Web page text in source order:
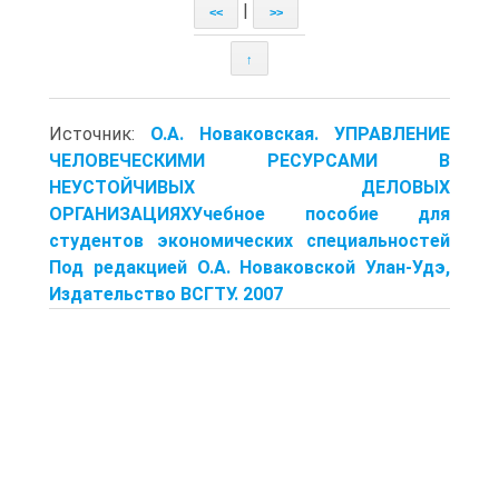
<< >>
↑
Источник: О.А. Новаковская. УПРАВЛЕНИЕ
ЧЕЛОВЕЧЕСКИМИ РЕСУРСАМИ В
НЕУСТОЙЧИВЫХ ДЕЛОВЫХ
ОРГАНИЗАЦИЯХУчебное пособие для
студентов экономических специальностей
Под редакцией О.А. Новаковской Улан-Удэ,
Издательство ВСГТУ. 2007